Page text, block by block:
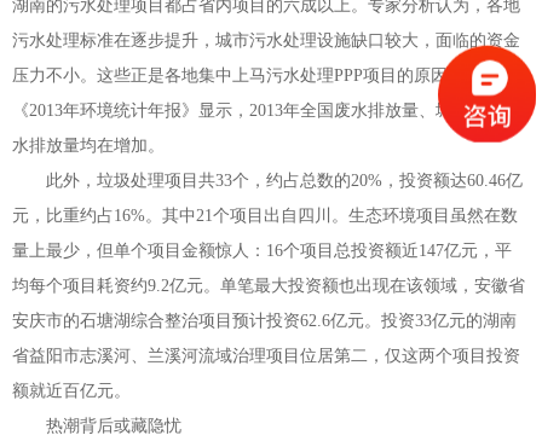
湖南的污水处理项目都占省内项目的六成以上。专家分析认为，各地
污水处理标准在逐步提升，城市污水处理设施缺口较大，面临的资金
压力不小。这些正是各地集中上马污水处理PPP项目的原因。而
《2013年环境统计年报》显示， 2013年全国废水排放量、城镇生活污
水排放量均在增加。
此外，垃圾处理项目共33个，约占总数的20% ，投资额达60.46亿
元，比重约占16%。其中21个项目出自四川。生态环境项目虽然在数
量上最少，但单个项目金额惊人： 16个项目总投资额近147亿元，平
均每个项目耗资约9.2亿元。单笔最大投资额也出现在该领域，安徽省
安庆市的石塘湖综合整治项目预计投资62.6亿元。投资33亿元的湖南
省益阳市志溪河、兰溪河流域治理项目位居第二，仅这两个项目投资
额就近百亿元。
热潮背后或藏隐忧